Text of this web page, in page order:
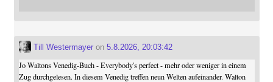
Till Westermayeron 5.8.2026, 20:03:42
Jo Waltons Venedig-Buch - Everybody's perfect - mehr oder weniger in einem
Zug durchgelesen. In diesem Venedig treffen neun Welten aufeinander. Walton